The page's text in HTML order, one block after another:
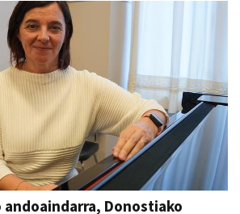
Donostiako